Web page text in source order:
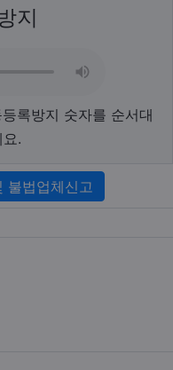
지
록방지 숫자를 순서대
.
불법업체신고